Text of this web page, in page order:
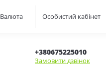
Валюта Особистий кабінет
+380675225010
Замовити дзвінок